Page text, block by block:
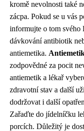
kromě nevolnosti také
zácpa. Pokud se u vás
informujte o tom svého
dávkování antibiotik
antiemetika.
zodpovědné za pocit
antiemetik a lékař
zdravotní stav a další
dodržovat i další
Zařaďte do jídelníčku
porcích. Důležitý je